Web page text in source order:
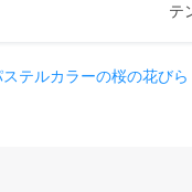
テ
ステルカラーの桜の花びら